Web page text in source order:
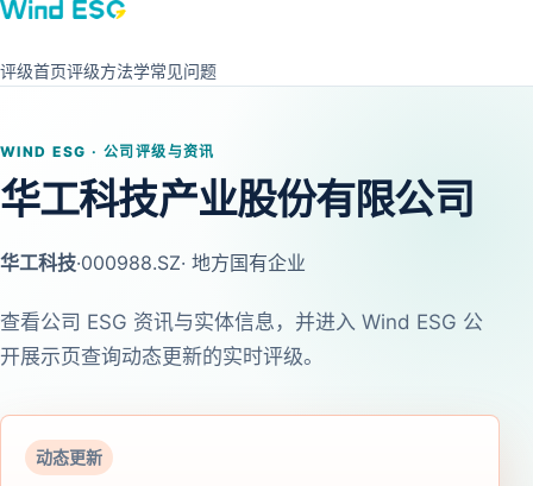
评级首页评级方法学常见问题
WIND ESG · 公司评级与资讯
华工科技产业股份有限公司
华工科技·000988.SZ· 地方国有企业
查看公司 ESG 资讯与实体信息，并进入 Wind ESG 公
开展示页查询动态更新的实时评级。
动态更新